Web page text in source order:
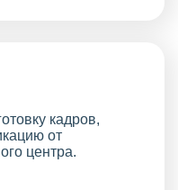
кадров,
от
центра.